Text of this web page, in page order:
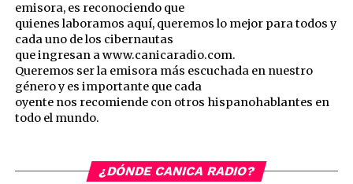
emisora, es reconociendo que
quienes laboramos aquí, queremos lo mejor para todos y
cada uno de los cibernautas
que ingresan a www.canicaradio.com.
Queremos ser la emisora más escuchada en nuestro
género y es importante que cada
oyente nos recomiende con otros hispanohablantes en
todo el mundo.
¿DÓNDE CANICA RADIO?